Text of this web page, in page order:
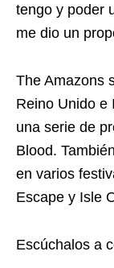
tengo y poder
me dio un
The Amazons
Reino Unido e
una serie de
Blood.
en varios
Escape y Isle
Escúchalos a